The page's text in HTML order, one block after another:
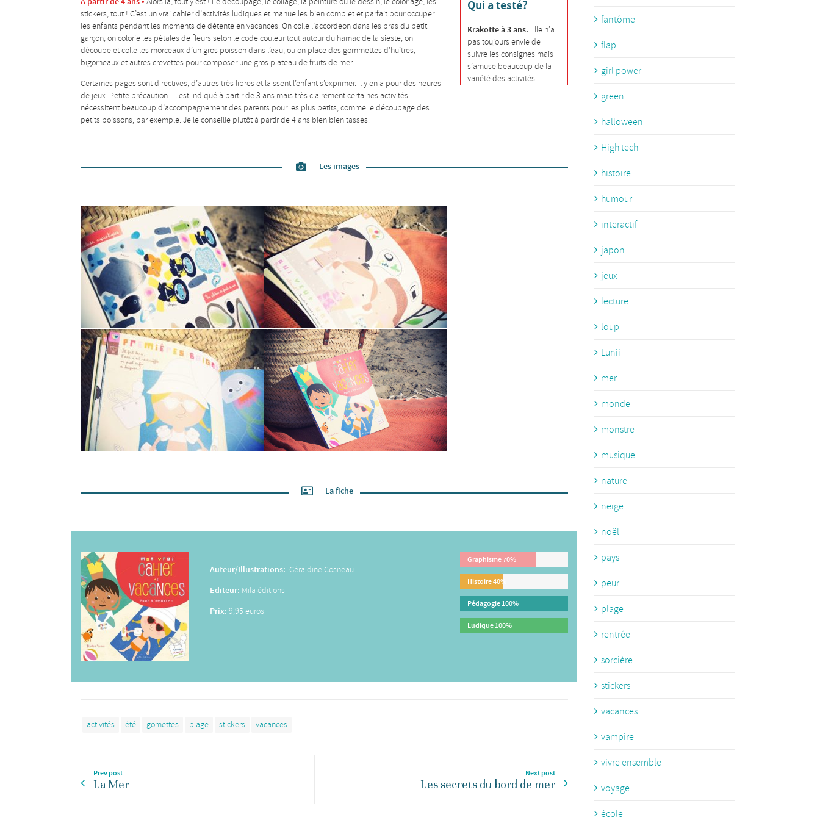
stickers, tout ! C’est un vrai cahier d’activités ludiques et manuelles bien complet et parfait pour occuper
les enfants pendant les moments de détente en vacances. On colle l’accordéon dans les bras du petit
garçon, on colorie les pétales de fleurs selon le code couleur tout autour du hamac de la sieste, on
découpe et colle les morceaux d’un gros poisson dans l’eau, ou on place des gommettes d’huîtres,
bigorneaux et autres crevettes pour composer une gros plateau de fruits de mer.
Certaines pages sont directives, d’autres très libres et laissent l’enfant s’exprimer. Il y en a pour des heures
de jeux. Petite précaution : il est indiqué à partir de 3 ans mais très clairement certaines activités
nécessitent beaucoup d’accompagnement des parents pour les plus petits, comme le découpage des
petits poissons, par exemple. Je le conseille plutôt à partir de 4 ans bien bien tassés.
Qui a testé?
Krakotte à 3 ans. Elle n’a
pas toujours envie de
suivre les consignes mais
s’amuse beaucoup de la
variété des activités.
Les images
La fiche
Auteur/Illustrations: Géraldine Cosneau
Editeur: Mila éditions
Prix: 9,95 euros
Graphisme70%
Histoire40%
Pédagogie100%
Ludique100%
activités été gomettes plage stickers vacances
Prev post
La Mer
Next post
Les secrets du bord de mer
fantôme
flap
girl power
green
halloween
High tech
histoire
humour
interactif
japon
jeux
lecture
loup
Lunii
mer
monde
monstre
musique
nature
neige
noël
pays
peur
plage
rentrée
sorcière
stickers
vacances
vampire
vivre ensemble
voyage
école